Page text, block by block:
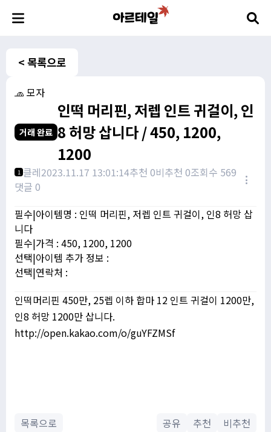
< 목록으로
🧢 모자
거래 완료
인떡 머리핀, 저렙 인트 귀걸이, 인
8 허망 삽니다 / 450, 1200,
1200
1 클레2023.11.17 13:01:14추천 0비추천 0조회수 569
댓글 0
필수|아이템명 : 인떡 머리핀, 저렙 인트 귀걸이, 인8 허망 삽
니다
필수|가격 : 450, 1200, 1200
선택|아이템 추가 정보 :
선택|연락처 :
인떡머리핀 450만, 25렙 이하 합마 12 인트 귀걸이 1200만,
인8 허망 1200만 삽니다.
http://open.kakao.com/o/guYFZMSf
목록으로 공유 추천 비추천